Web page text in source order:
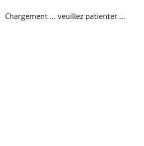
Chargement ... veuillez patienter ...